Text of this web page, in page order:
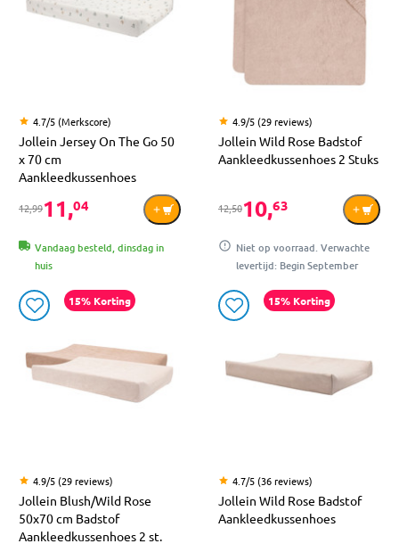
4.7/5 (Merkscore)
Jollein Jersey On The Go 50
x 70 cm
Aankleedkussenhoes
12,9911,04
Vandaag besteld, dinsdag in
huis
4.9/5 (29 reviews)
Jollein Wild Rose Badstof
Aankleedkussenhoes 2 Stuks
12,5010,63
Niet op voorraad. Verwachte
levertijd: Begin September
15% Korting
4.9/5 (29 reviews)
Jollein Blush/Wild Rose
50x70 cm Badstof
Aankleedkussenhoes 2 st.
15% Korting
4.7/5 (36 reviews)
Jollein Wild Rose Badstof
Aankleedkussenhoes